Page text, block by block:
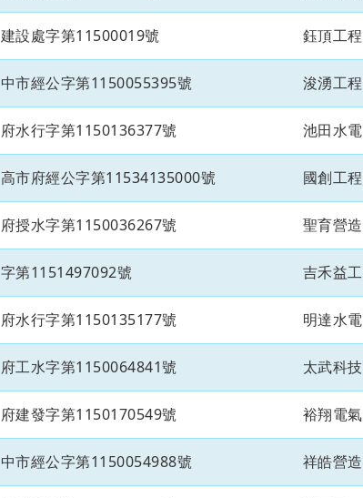
建設處字第11500019號 鈺頂工
中市經公字第1150055395號 浚湧工
府水行字第1150136377號 池田水
高市府經公字第11534135000號 國創工
府授水字第1150036267號 聖育營
字第1151497092號 吉禾益
府水行字第1150135177號 明達水
府工水字第1150064841號 太武科
府建發字第1150170549號 裕翔電
中市經公字第1150054988號 祥皓營